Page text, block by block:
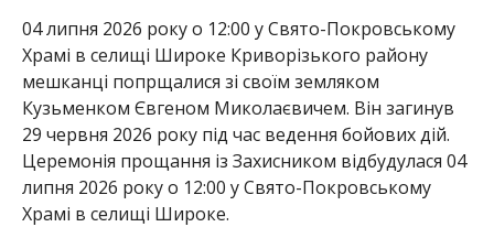
04 липня 2026 року о 12:00 у Свято-Покровському
Храмі в селищі Широке Криворізького району
мешканці попрщалися зі своїм земляком
Кузьменком Євгеном Миколаєвичем. Він загинув
29 червня 2026 року під час ведення бойових дій.
Церемонія прощання із Захисником відбудулася 04
липня 2026 року о 12:00 у Свято-Покровському
Храмі в селищі Широке.